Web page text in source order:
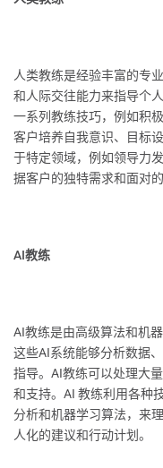
人类教练是经验丰富的专
和人际交往能力来指导个
一系列教练技巧，例如积
客户培养自我意识、目标
于特定领域，例如领导力
据客户的独特需求和面对
AI教练
AI教练是由高级算法和机
这些AI系统能够分析数据
指导。AI教练可以处理大
和支持。AI 教练利用各种
分析和机器学习算法，来
人化的建议和行动计划。